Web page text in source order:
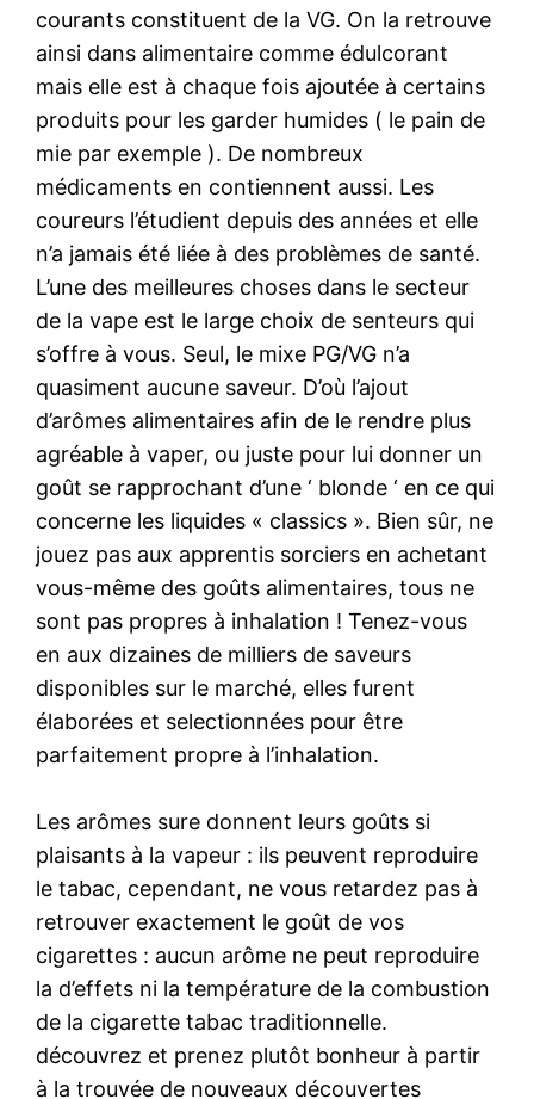
courants constituent de la VG. On la retrouve
ainsi dans alimentaire comme édulcorant
mais elle est à chaque fois ajoutée à certains
produits pour les garder humides ( le pain de
mie par exemple ). De nombreux
médicaments en contiennent aussi. Les
coureurs l’étudient depuis des années et elle
n’a jamais été liée à des problèmes de santé.
L’une des meilleures choses dans le secteur
de la vape est le large choix de senteurs qui
s’offre à vous. Seul, le mixe PG/VG n’a
quasiment aucune saveur. D’où l’ajout
d’arômes alimentaires afin de le rendre plus
agréable à vaper, ou juste pour lui donner un
goût se rapprochant d’une ‘ blonde ‘ en ce qui
concerne les liquides « classics ». Bien sûr, ne
jouez pas aux apprentis sorciers en achetant
vous-même des goûts alimentaires, tous ne
sont pas propres à inhalation ! Tenez-vous
en aux dizaines de milliers de saveurs
disponibles sur le marché, elles furent
élaborées et selectionnées pour être
parfaitement propre à l’inhalation.
Les arômes sure donnent leurs goûts si
plaisants à la vapeur : ils peuvent reproduire
le tabac, cependant, ne vous retardez pas à
retrouver exactement le goût de vos
cigarettes : aucun arôme ne peut reproduire
la d’effets ni la température de la combustion
de la cigarette tabac traditionnelle.
découvrez et prenez plutôt bonheur à partir
à la trouvée de nouveaux découvertes